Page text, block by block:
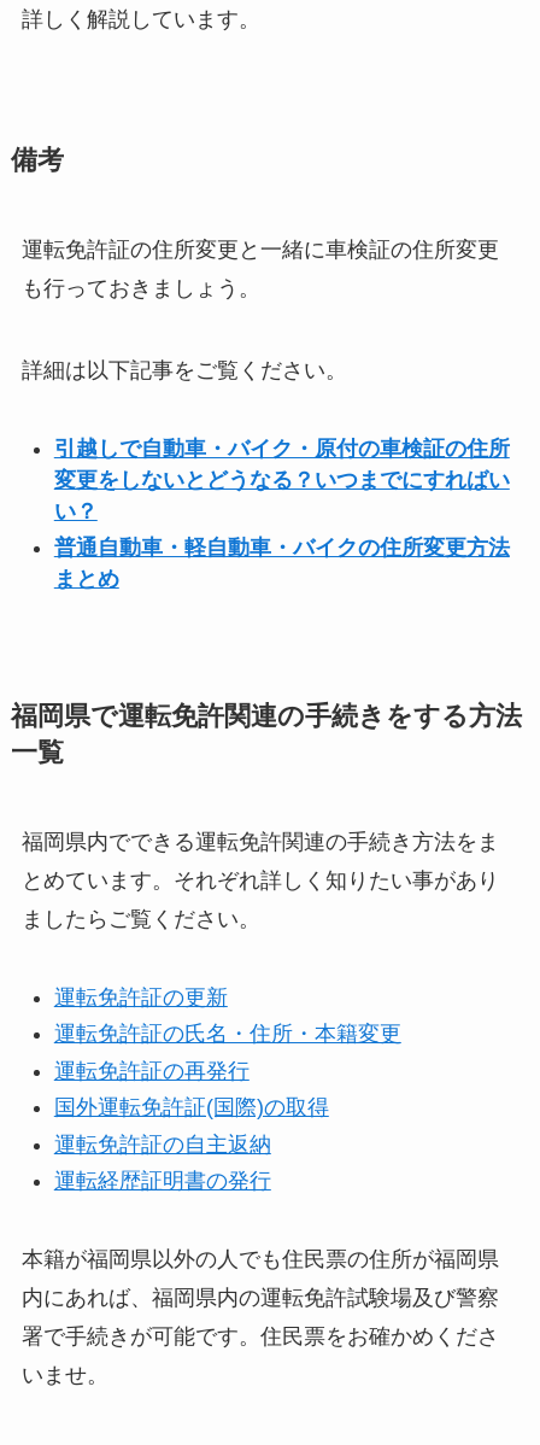
詳しく解説しています。
備考
運転免許証の住所変更と一緒に車検証の住所変更
も行っておきましょう。
詳細は以下記事をご覧ください。
引越しで自動車・バイク・原付の車検証の住所
変更をしないとどうなる？いつまでにすればい
い？
普通自動車・軽自動車・バイクの住所変更方法
まとめ
福岡県で運転免許関連の手続きをする方法
一覧
福岡県内でできる運転免許関連の手続き方法をま
とめています。それぞれ詳しく知りたい事があり
ましたらご覧ください。
運転免許証の更新
運転免許証の氏名・住所・本籍変更
運転免許証の再発行
国外運転免許証(国際)の取得
運転免許証の自主返納
運転経歴証明書の発行
本籍が福岡県以外の人でも住民票の住所が福岡県
内にあれば、福岡県内の運転免許試験場及び警察
署で手続きが可能です。住民票をお確かめくださ
いませ。